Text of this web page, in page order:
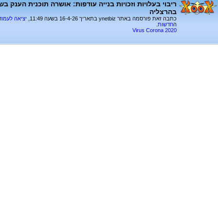
ריבוי בעלויות וזכויות בנייה עודפות: אושרה תוכנית הענק
בהרצליה
כתבה זאת פורסמה באתר ynetbiz בתאריך 16-4-26 בשעה 11:49, יציאה
החדשות
Virus Corona 2020